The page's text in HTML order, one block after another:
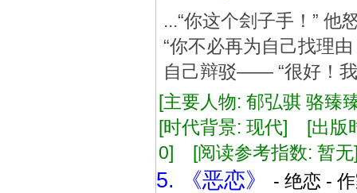
...“你这个刽子手！”
“你不必再为自己找理
自己辩驳—— “很好！我
[主要人物: 郁弘骐 骆
[时代背景: 现代] [出
0] [阅读参考指数: 暂无
5. 《恶恋》
- 绝恋 -